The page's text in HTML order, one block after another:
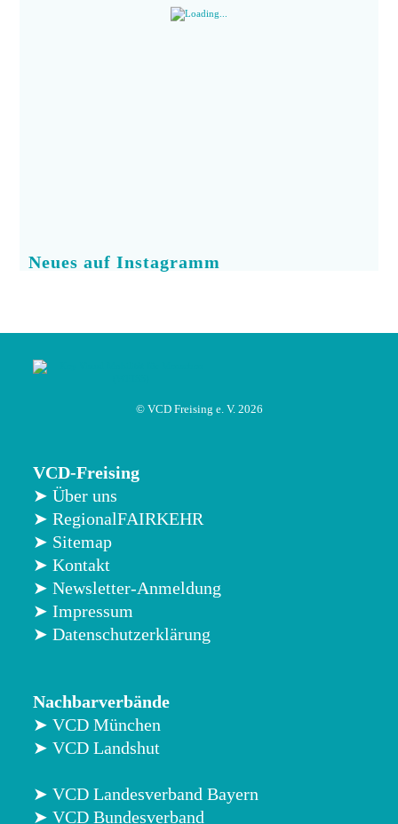
Neues auf Instagramm
© VCD Freising e. V. 2026
VCD-Freising
➤ Über uns
➤ RegionalFAIRKEHR
➤ Sitemap
➤ Kontakt
➤ Newsletter-Anmeldung
➤ Impressum
➤ Datenschutzerklärung
Nachbarverbände
➤ VCD München
➤ VCD Landshut
➤ VCD Landesverband Bayern
➤ VCD Bundesverband